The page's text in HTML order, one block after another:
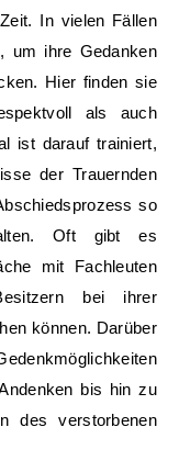
In vielen Fällen
um ihre Gedanken
Hier finden sie
als auch
ist darauf trainiert,
der Trauernden
so
Oft gibt es
mit Fachleuten
bei ihrer
können. Darüber
bis hin zu
des verstorbenen